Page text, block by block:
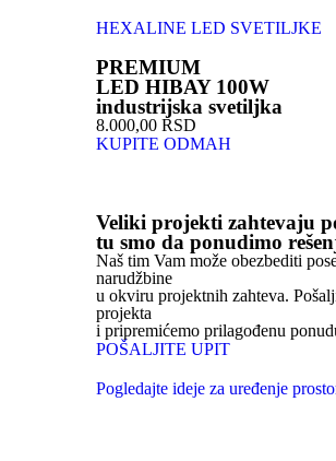
HEXALINE LED SVETILJKE
PREMIUM
LED HIBAY 100W
industrijska svetiljka
8.000,00 RSD
KUPITE ODMAH
Veliki projekti zahtevaju
tu smo da ponudimo
Naš tim Vam može obezbediti
narudžbine
u okviru projektnih zahteva.
projekta
i pripremićemo prilagođenu
POŠALJITE UPIT
Pogledajte ideje za uređenje